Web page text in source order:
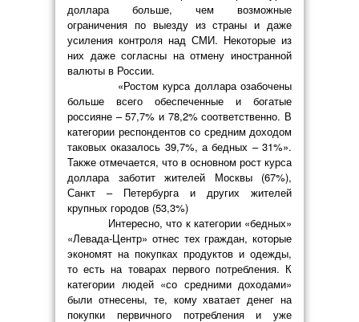
доллара больше, чем возможные
ограничения по выезду из страны и даже
усиления контроля над СМИ. Некоторые из
них даже согласны на отмену иностранной
валюты в России.
«Ростом курса доллара озабочены
больше всего обеспеченные и богатые
россияне – 57,7% и 78,2% соответственно. В
категории респондентов со средним доходом
таковых оказалось 39,7%, а бедных – 31%».
Также отмечается, что в основном рост курса
доллара заботит жителей Москвы (67%),
Санкт – Петербурга и других жителей
крупных городов (53,3%)
Интересно, что к категории «бедных»
«Левада-Центр» отнес тех граждан, которые
экономят на покупках продуктов и одежды,
то есть на товарах первого потребления. К
категории людей «со средними доходами»
были отнесены, те, кому хватает денег на
покупки первичного потребления и уже